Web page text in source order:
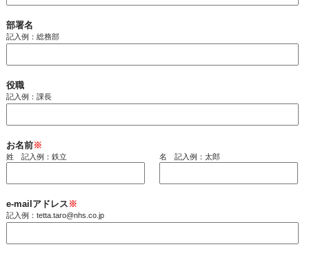
部署名
記入例：総務部
役職
記入例：課長
お名前※
姓 記入例：鉄立 名 記入例：太郎
e-mailアドレス ※
記入例：tetta.taro@nhs.co.jp